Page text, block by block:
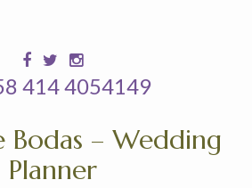
414 4054149
Bodas – Wedding
Planner